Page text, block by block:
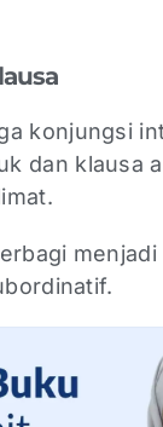
konjungsi
dan klausa